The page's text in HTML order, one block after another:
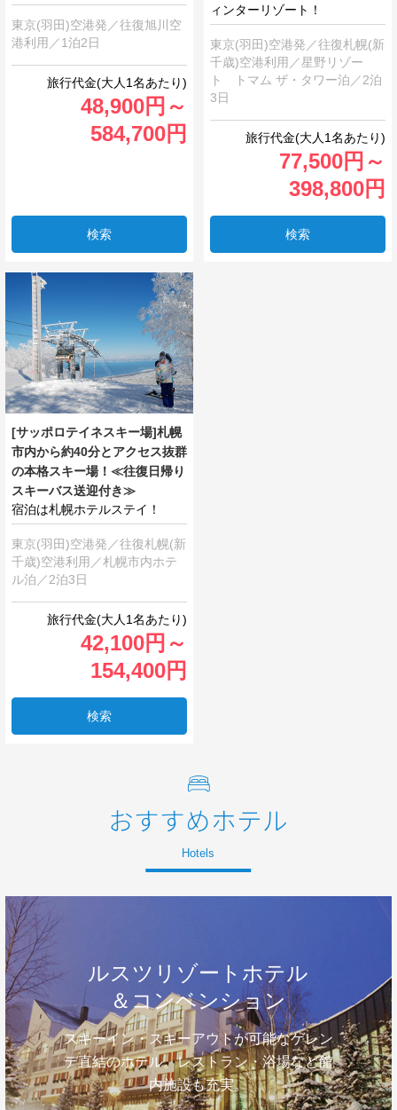
48,900円 ～
584,700円
東京(羽田)空港発／往復旭川空
港利用／1泊2日
検索
77,500円 ～
398,800円
ィンターリゾート！
東京(羽田)空港発／往復札幌(新
千歳)空港利用／星野リゾー
ト トマム ザ・タワー泊／2泊
3日
検索
[サッポロテイネスキー場]札幌
市内から約40分とアクセス抜群
の本格スキー場！≪往復日帰り
スキーバス送迎付き≫
42,100円 ～
154,400円
宿泊は札幌ホテルステイ！
東京(羽田)空港発／往復札幌(新
千歳)空港利用／札幌市内ホテ
ル泊／2泊3日
検索
おすすめホテル
Hotels
ルスツリゾートホテル
＆コンベンション
スキーイン・スキーアウトが可能なゲレン
デ直結のホテル。レストラン・浴場など館
内施設も充実。